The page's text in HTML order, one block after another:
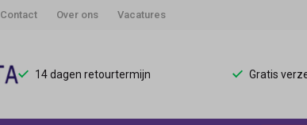
Contact Over ons Vacatures
14 dagen retourtermijn Gratis